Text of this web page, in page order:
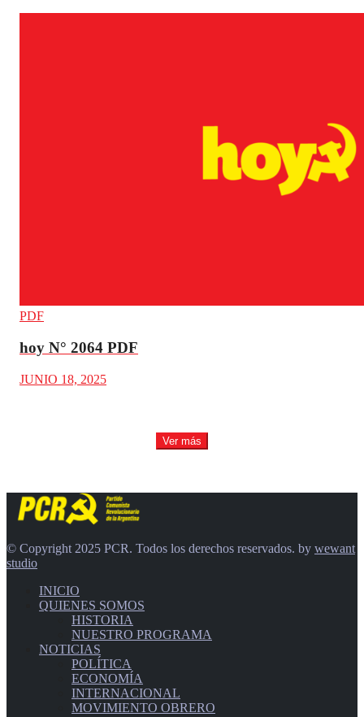
PDF
hoy N° 2064 PDF
JUNIO 18, 2025
Ver más
© Copyright 2025 PCR. Todos los derechos reservados. by wewant
studio
INICIO
QUIENES SOMOS
HISTORIA
NUESTRO PROGRAMA
NOTICIAS
POLÍTICA
ECONOMÍA
INTERNACIONAL
MOVIMIENTO OBRERO